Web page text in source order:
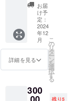
の表記
名があ
れば備
考欄に
てお知
らせく
ださ
い。 完
成した
カタロ
指定の
住所に
シャツ
ティッ
クjune
アトリ
エに
2024年
3〜6月
の間で
お越し
き 採
寸、形
お届
け予
定：
2024
年12
月
詳細を見る
こ
の
リ
タ
ー
ン
を
選
択
す
る
300
残り5